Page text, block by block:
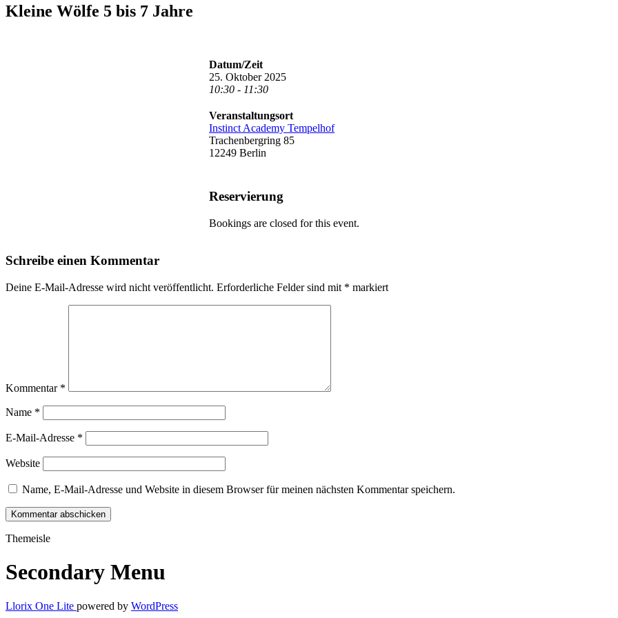
Kleine Wölfe 5 bis 7 Jahre
Datum/Zeit
25. Oktober 2025
10:30 - 11:30
Veranstaltungsort
Instinct Academy Tempelhof
Trachenbergring 85
12249 Berlin
Reservierung
Bookings are closed for this event.
Schreibe einen Kommentar
Deine E-Mail-Adresse wird nicht veröffentlicht. Erforderliche Felder sind mit * markiert
Kommentar *
Name *
E-Mail-Adresse *
Website
Name, E-Mail-Adresse und Website in diesem Browser für meinen nächsten Kommentar speichern.
Themeisle
Secondary Menu
Llorix One Lite powered by WordPress